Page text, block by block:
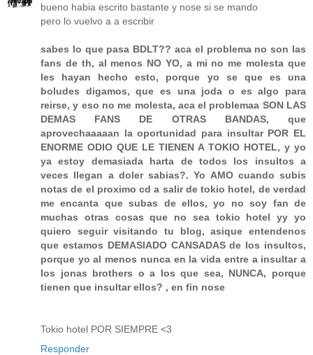
bueno habia escrito bastante y nose si se mando
pero lo vuelvo a a escribir
sabes lo que pasa BDLT?? aca el problema no son las
fans de th, al menos NO YO, a mi no me molesta que
les hayan hecho esto, porque yo se que es una
boludes digamos, que es una joda o es algo para
reirse, y eso no me molesta, aca el problemaa SON LAS
DEMAS FANS DE OTRAS BANDAS, que
aprovechaaaaan la oportunidad para insultar POR EL
ENORME ODIO QUE LE TIENEN A TOKIO HOTEL, y yo
ya estoy demasiada harta de todos los insultos a
veces llegan a doler sabias?. Yo AMO cuando subis
notas de el proximo cd a salir de tokio hotel, de verdad
me encanta que subas de ellos, yo no soy fan de
muchas otras cosas que no sea tokio hotel yy yo
quiero seguir visitando tu blog, asique entendenos
que estamos DEMASIADO CANSADAS de los insultos,
porque yo al menos nunca en la vida entre a insultar a
los jonas brothers o a los que sea, NUNCA, porque
tienen que insultar ellos? , en fin nose
Tokio hotel POR SIEMPRE <3
Responder